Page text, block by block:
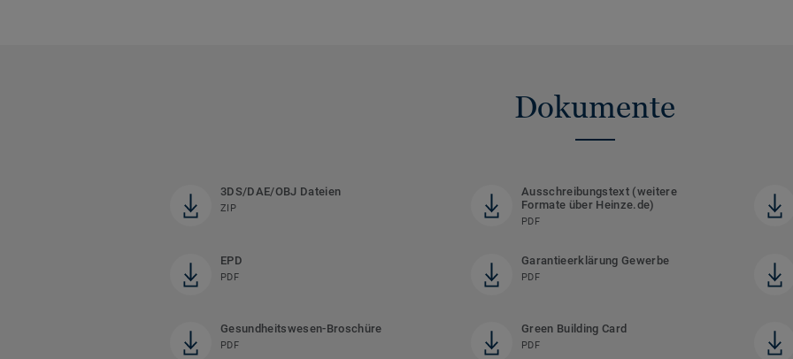
Dokumente
3DS/DAE/OBJ Dateien
ZIP
Ausschreibungstext (weitere
Formate über Heinze.de)
PDF
EPD
PDF
Garantieerklärung Gewerbe
PDF
Gesundheitswesen-Broschüre
PDF
Green Building Card
PDF